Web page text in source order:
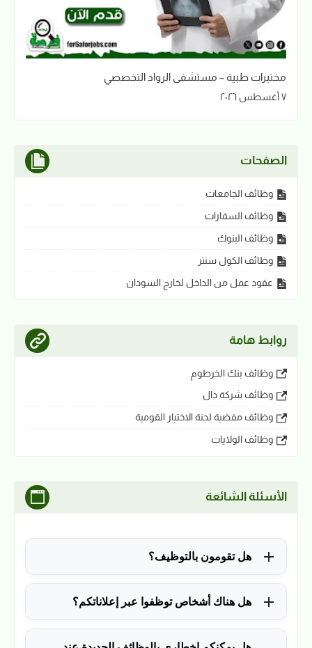
مختبرات طبية – مستشفى الرواد التخصصي
٧ أغسطس ٢٠٢٦
الصفحات
وظائف الجامعات
وظائف السفارات
وظائف البنوك
وظائف الكول سنتر
عقود عمل من الداخل لخارج السودان
روابط هامة
وظائف بنك الخرطوم
وظائف شركة دال
وظائف مفضية لجنة الاختيار القومية
وظائف الولايات
الأسئلة الشائعة
هل تقومون بالتوظيف؟
للأسف لا، في الوقت الحالي نقوم فقط بنشر الوظائف
المتاحة.هل هناك أشخاص توظفوا عبر إعلاناتكم؟
نعم ولله الحمد، منذ التأسيس في 2018 نشرنا آلاف